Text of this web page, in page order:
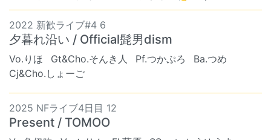
2022 新歓ライブ#4 6
夕暮れ沿い / Official髭男dism
Vo.りほ Gt&Cho.そんき人 Pf.つかぷろ
Ba.つめ
Cj&Cho.しょーご
2025 NFライブ4日目 12
Present / TOMOO